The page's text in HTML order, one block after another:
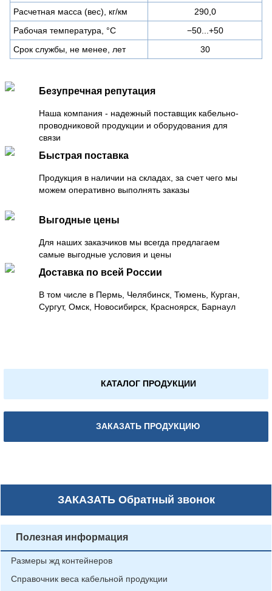
Расчетная масса (вес), кг/км
290,0
Рабочая температура, °C
−50...+50
Срок службы, не менее, лет
30
Безупречная репутация
Наша компания - надежный поставщик кабельно-
проводниковой продукции и оборудования для
связи
Быстрая поставка
Продукция в наличии на складах, за счет чего мы
можем оперативно выполнять заказы
Выгодные цены
Для наших заказчиков мы всегда предлагаем
самые выгодные условия и цены
Доставка по всей России
В том числе в Пермь, Челябинск, Тюмень, Курган,
Сургут, Омск, Новосибирск, Красноярск, Барнаул
КАТАЛОГ ПРОДУКЦИИ
ЗАКАЗАТЬ ПРОДУКЦИЮ
ЗАКАЗАТЬОбратный звонок
Полезная информация
Размеры жд контейнеров
Справочник веса кабельной продукции